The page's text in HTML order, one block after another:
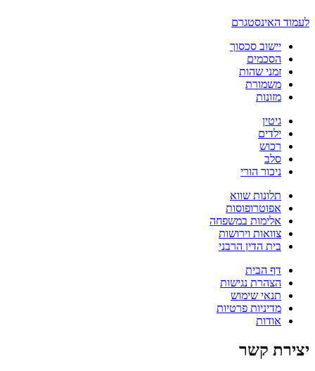
לעמוד האינסטגרם
יישוב סכסוך
הסכמים
זמני שהות
משמורת
מזונות
גיטין
ילדים
רכוש
סלב
ניכור הורי
תלונות שווא
אפוטרופוסות
אלימות במשפחה
צוואות וירושות
בית הדין הרבני
דף הבית
הצהרת נגישות
תנאי שימוש
מדיניות פרטיות
אודות
יצירת קשר